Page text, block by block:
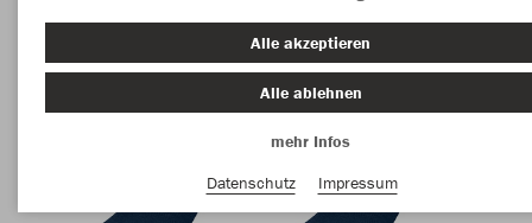
Alle akzeptieren
Alle ablehnen
mehr Infos
Datenschutz
Impressum